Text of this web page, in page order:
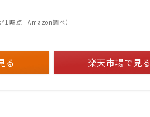
時点 | Amazon調べ）
る 楽天市場で見る